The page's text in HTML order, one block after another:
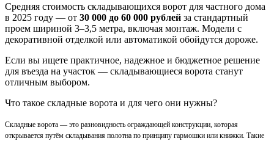
Средняя стоимость складывающихся ворот для частного дома
в 2025 году — от 30 000 до 60 000 рублей за стандартный
проем шириной 3–3,5 метра, включая монтаж. Модели с
декоративной отделкой или автоматикой обойдутся дороже.
Если вы ищете практичное, надежное и бюджетное решение
для въезда на участок — складывающиеся ворота станут
отличным выбором.
Что такое складные ворота и для чего они нужны?
Складные ворота — это разновидность ограждающей конструкции, которая
открывается путём складывания полотна по принципу гармошки или книжки. Такие